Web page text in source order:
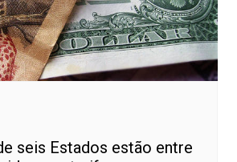
seis Estados estão entre